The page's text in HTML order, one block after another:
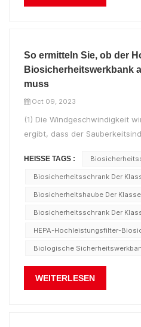
So ermitteln Sie, ob der
Biosicherheitswerkbank
muss
Oct 09, 2023
(1) Die Windgeschwindigkeit
ergibt, dass der
Betriebs der
akustischen und visuellen
die geringe Durchflussrate...
HEISSE TAGS :
Biosicherheitsschrank Der
Biosicherheitshaube Der
Biosicherheitsschrank Der
HEPA-Hochleistungsfilter-
Biologische
WEITERLESEN